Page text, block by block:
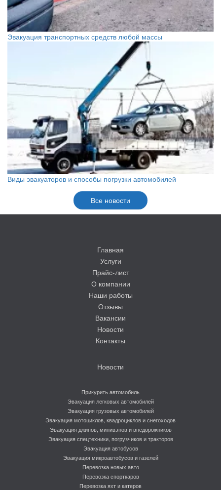
Эвакуация транспортных средств любой массы
Виды эвакуаторов и способы погрузки автомобилей
Все новости
Главная
Услуги
Прайс-лист
О компании
Наши работы
Отзывы
Вакансии
Новости
Контакты
Новости
Прикурить автомобиль
Эвакуация легковых автомобилей
Эвакуация грузовых автомобилей
Эвакуация мотоциклов, квадроциклов и снегоходов
Эвакуация джипов, минивэнов и внедорожников
Эвакуация спецтехники, погрузчиков и тракторов
Эвакуация автобусов
Эвакуация микроавтобусов и газелей
Перевозка новых авто
Перевозка спорткаров
Перевозка яхт и катеров